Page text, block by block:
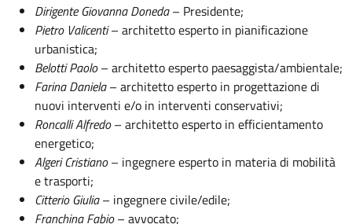
Dirigente Giovanna Doneda– Presidente;
Pietro Valicenti– architetto esperto in pianificazione
urbanistica;
Belotti Paolo– architetto esperto paesaggista/ambientale;
Farina Daniela– architetto esperto in progettazione di
nuovi interventi e/o in interventi conservativi;
Roncalli Alfredo– architetto esperto in efficientamento
energetico;
Algeri Cristiano– ingegnere esperto in materia di mobilità
e trasporti;
Citterio Giulia– ingegnere civile/edile;
Franchina Fabio– avvocato;